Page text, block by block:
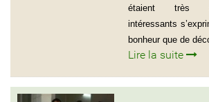
étaient très
intéressants
bonheur que de
Lire la suite